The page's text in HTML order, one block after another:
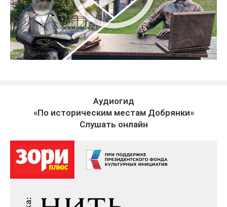
Аудиогид
«По историческим местам Добрянки»
Слушать онлайн